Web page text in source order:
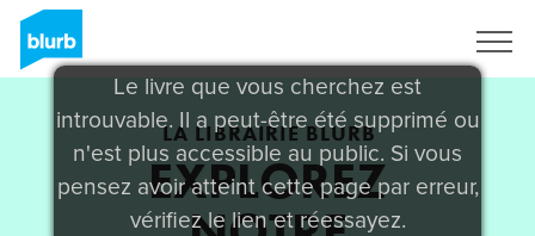
Le livre que vous cherchez est
introuvable. Il a peut-être été supprimé ou
n'est plus accessible au public. Si vous
pensez avoir atteint cette page par erreur,
vérifiez le lien et réessayez.
LA LIBRAIRIE BLURB
EXPLOREZ